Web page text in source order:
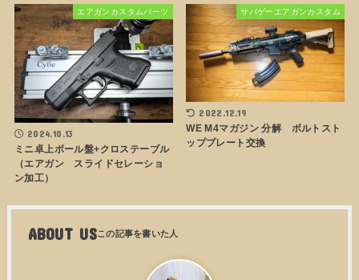
エアガンカスタムパーツ
2024.10.13
ミニ卓上ボール盤+クロステーブル
（エアガン スライドセレーショ
ン加工）
サバゲーエアガンカスタム
2022.12.19
WE M4マガジン 分解 ボルトスト
ッププレート交換
ABOUT US